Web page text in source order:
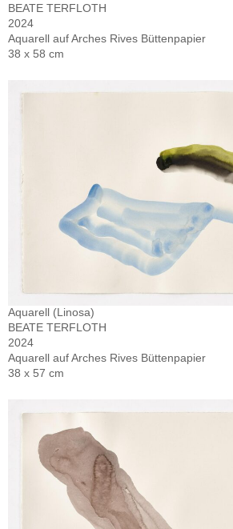
BEATE TERFLOTH
2024
Aquarell auf Arches Rives Büttenpapier
38 x 58 cm
Aquarell (Linosa)
BEATE TERFLOTH
2024
Aquarell auf Arches Rives Büttenpapier
38 x 57 cm